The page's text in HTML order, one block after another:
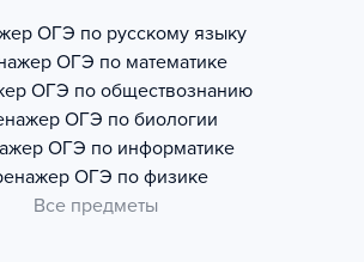
ОГЭ по русскому языку
ОГЭ по математике
ОГЭ по обществознанию
ОГЭ по биологии
ОГЭ по информатике
ОГЭ по физике
Все предметы